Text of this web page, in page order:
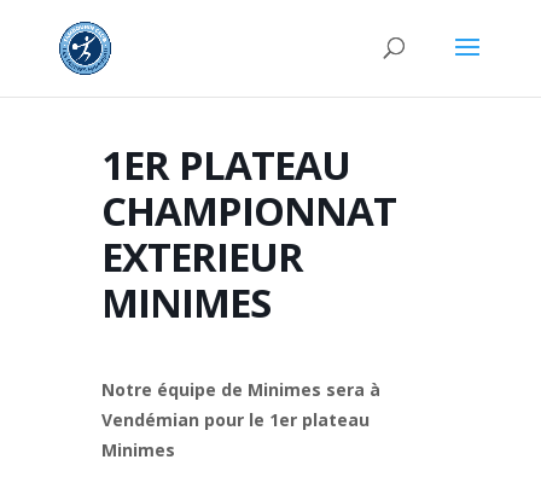
1ER PLATEAU
CHAMPIONNAT
EXTERIEUR
MINIMES
Notre équipe de Minimes sera à
Vendémian pour le 1er plateau
Minimes